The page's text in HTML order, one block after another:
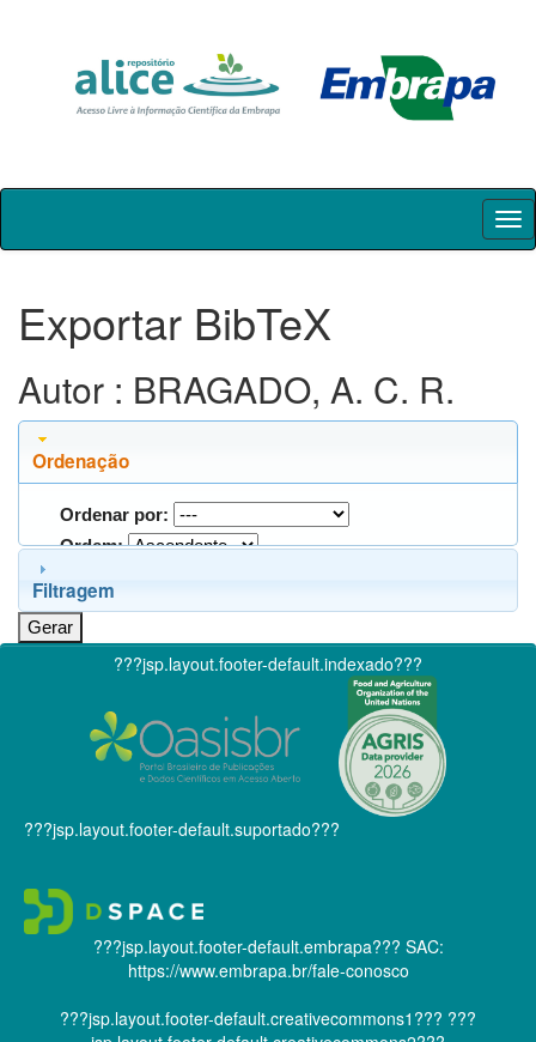
Skip
Exportar BibTeX
Autor : BRAGADO, A. C. R.
Ordenação
Ordenar por:
Ordem:
Filtragem
???jsp.layout.footer-default.indexado???
???jsp.layout.footer-default.suportado???
???jsp.layout.footer-default.embrapa??? SAC:
https://www.embrapa.br/fale-conosco
???jsp.layout.footer-default.creativecommons1??? ???